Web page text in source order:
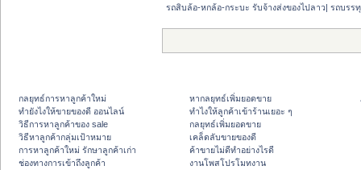
รถสิบล้อ-หกล้อ-กระบะ รับจ้างส่งของไปลาว| รถบรร
กลยุทธ์การหาลูกค้าใหม่
ทํายังไงให้ขายของดี ออนไลน์
วิธีการหาลูกค้าของ sale
วิธีหาลูกค้ากลุ่มเป้าหมาย
การหาลูกค้าใหม่ รักษาลูกค้าเก่า
ช่องทางการเข้าถึงลูกค้า
หากลยุทธ์เพิ่มยอดขาย
ทําไงให้ลูกค้าเข้าร้านเยอะ ๆ
กลยุทธ์เพิ่มยอดขาย
เคล็ดลับขายของดี
ค้าขายไม่ดีทำอย่างไรดี
งานโพสโปรโมทงาน